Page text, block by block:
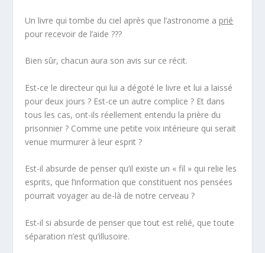
Un livre qui tombe du ciel après que l’astronome a prié
pour recevoir de l’aide ???
Bien sûr, chacun aura son avis sur ce récit.
Est-ce le directeur qui lui a dégoté le livre et lui a laissé
pour deux jours ? Est-ce un autre complice ? Et dans
tous les cas, ont-ils réellement entendu la prière du
prisonnier ? Comme une petite voix intérieure qui serait
venue murmurer à leur esprit ?
Est-il absurde de penser qu’il existe un « fil » qui relie les
esprits, que l’information que constituent nos pensées
pourrait voyager au de-là de notre cerveau ?
Est-il si absurde de penser que tout est relié, que toute
séparation n’est qu’illusoire.